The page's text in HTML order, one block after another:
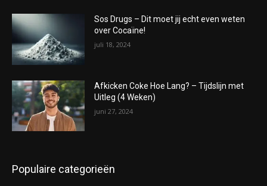
Sos Drugs – Dit moet jij echt even weten
over Cocaïne!
juli 18, 2024
Afkicken Coke Hoe Lang? – Tijdslijn met
Uitleg (4 Weken)
juni 27, 2024
Populaire categorieën